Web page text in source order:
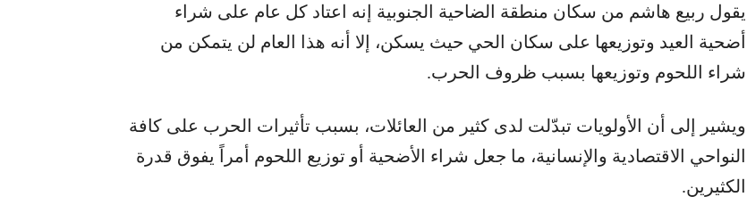
يقول ربيع هاشم من سكان منطقة الضاحية الجنوبية إنه اعتاد كل عام على شراء
أضحية العيد وتوزيعها على سكان الحي حيث يسكن، إلا أنه هذا العام لن يتمكن من
شراء اللحوم وتوزيعها بسبب ظروف الحرب.
ويشير إلى أن الأولويات تبدّلت لدى كثير من العائلات، بسبب تأثيرات الحرب على كافة
النواحي الاقتصادية والإنسانية، ما جعل شراء الأضحية أو توزيع اللحوم أمراً يفوق قدرة
الكثيرين.